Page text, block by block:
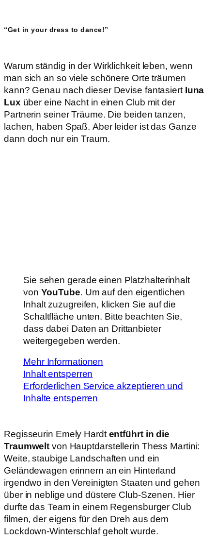
“Get in your dress to dance!”
Warum ständig in der Wirklichkeit leben, wenn
man sich an so viele schönere Orte träumen
kann? Genau nach dieser Devise fantasiert Iuna
Luxüber eine Nacht in einen Club mit der
Partnerin seiner Träume. Die beiden tanzen,
lachen, haben Spaß. Aber leider ist das Ganze
dann doch nur ein Traum.
Sie sehen gerade einen Platzhalterinhalt
von YouTube. Um auf den eigentlichen
Inhalt zuzugreifen, klicken Sie auf die
Schaltfläche unten. Bitte beachten Sie,
dass dabei Daten an Drittanbieter
weitergegeben werden.
Mehr Informationen
Inhalt entsperren
Erforderlichen Service akzeptieren und
Inhalte entsperren
Re­gis­seu­rin Emely Hardtentführt in die
Traumwelt von Hauptdarstellerin Thess Martini:
Weite, staubige Landschaften und ein
Geländewagen erinnern an ein Hinterland
irgendwo in den Vereinigten Staaten und gehen
über in neblige und düstere Club-Szenen. Hier
durfte das Team in einem Regensburger Club
filmen, der eigens für den Dreh aus dem
Lockdown-Winterschlaf geholt wurde.